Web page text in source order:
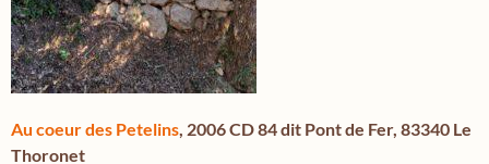
Au coeur des Petelins , 2006 CD 84 dit Pont de Fer, 83340 Le
Thoronet